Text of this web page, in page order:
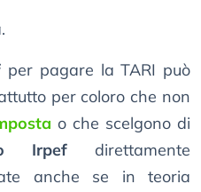
per pagare la TARI può
per coloro che non
o che scelgono di
Irpef direttamente
anche se in teoria